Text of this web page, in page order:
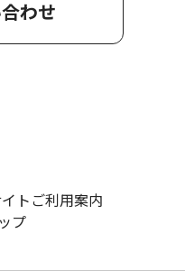
わせ
トご利用案内
プ